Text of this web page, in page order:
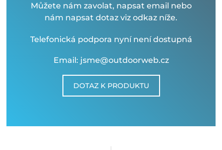
Můžete nám zavolat, napsat email nebo
nám napsat dotaz viz odkaz níže.
Telefonická podpora nyní není dostupná
Email: jsme@outdoorweb.cz
DOTAZ K PRODUKTU